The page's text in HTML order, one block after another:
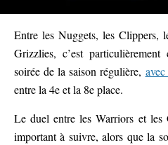
Entre les Nuggets, les Clippers,
Grizzlies, c’est
soirée de la saison régulière,
entre la 4e et la 8e place.
Le duel entre les Warriors et les
important à suivre, alors que la